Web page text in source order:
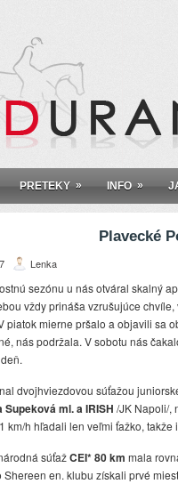
PRETEKY » INFO »
Plavecké
Lenka
sezónu u nás otváral skalný
vždy prináša vzrušujúce
piatok mierne pršalo a objavili sa
nás podržala. V sobotu nás
dvojhviezdovou súťažou
Supeková ml. a IRISH /JK Napoli/,
km/h hľadali len veľmi ťažko, takže
súťažCEI* 80 km mala
Shereen en. klubu získali prvé